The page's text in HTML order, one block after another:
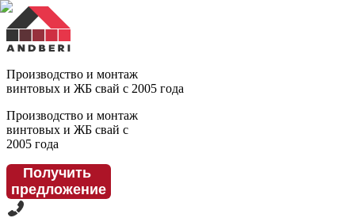
Производство и монтаж
винтовых и ЖБ свай с 2005 года
Производство и монтаж
винтовых и ЖБ свай с
2005 года
Получить
предложение